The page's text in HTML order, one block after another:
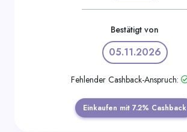
Bestätigt von
05.11.2026
Fehlender Cashback-Anspruch:
Einkaufen mit 7.2% Cashback